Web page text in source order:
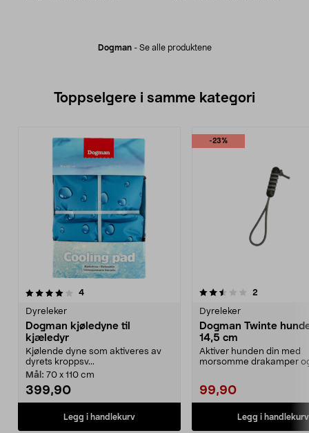
Dogman- Se alle produktene
Toppselgere i samme kategori
4anmeldelser
Dyreleker
Dogman kjøledyne til
kjæledyr
Kjølende dyne som aktiveres av
dyrets kroppsv...
Mål: 70 x 110 cm
399,90
Legg i handlekurv
-23%
2.5 av 5 stjerner 2
Dyreleker
Dogman Twinte
14,5 cm
Aktiver hunden din med
morsomme drakamper
99,90
Legg i handlekurv